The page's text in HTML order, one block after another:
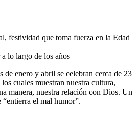
festividad que toma fuerza en la Edad
lo largo de los años
de enero y abril se celebran cerca de 23
cuales muestran nuestra cultura,
manera, nuestra relación con Dios. Un
el mal humor”.